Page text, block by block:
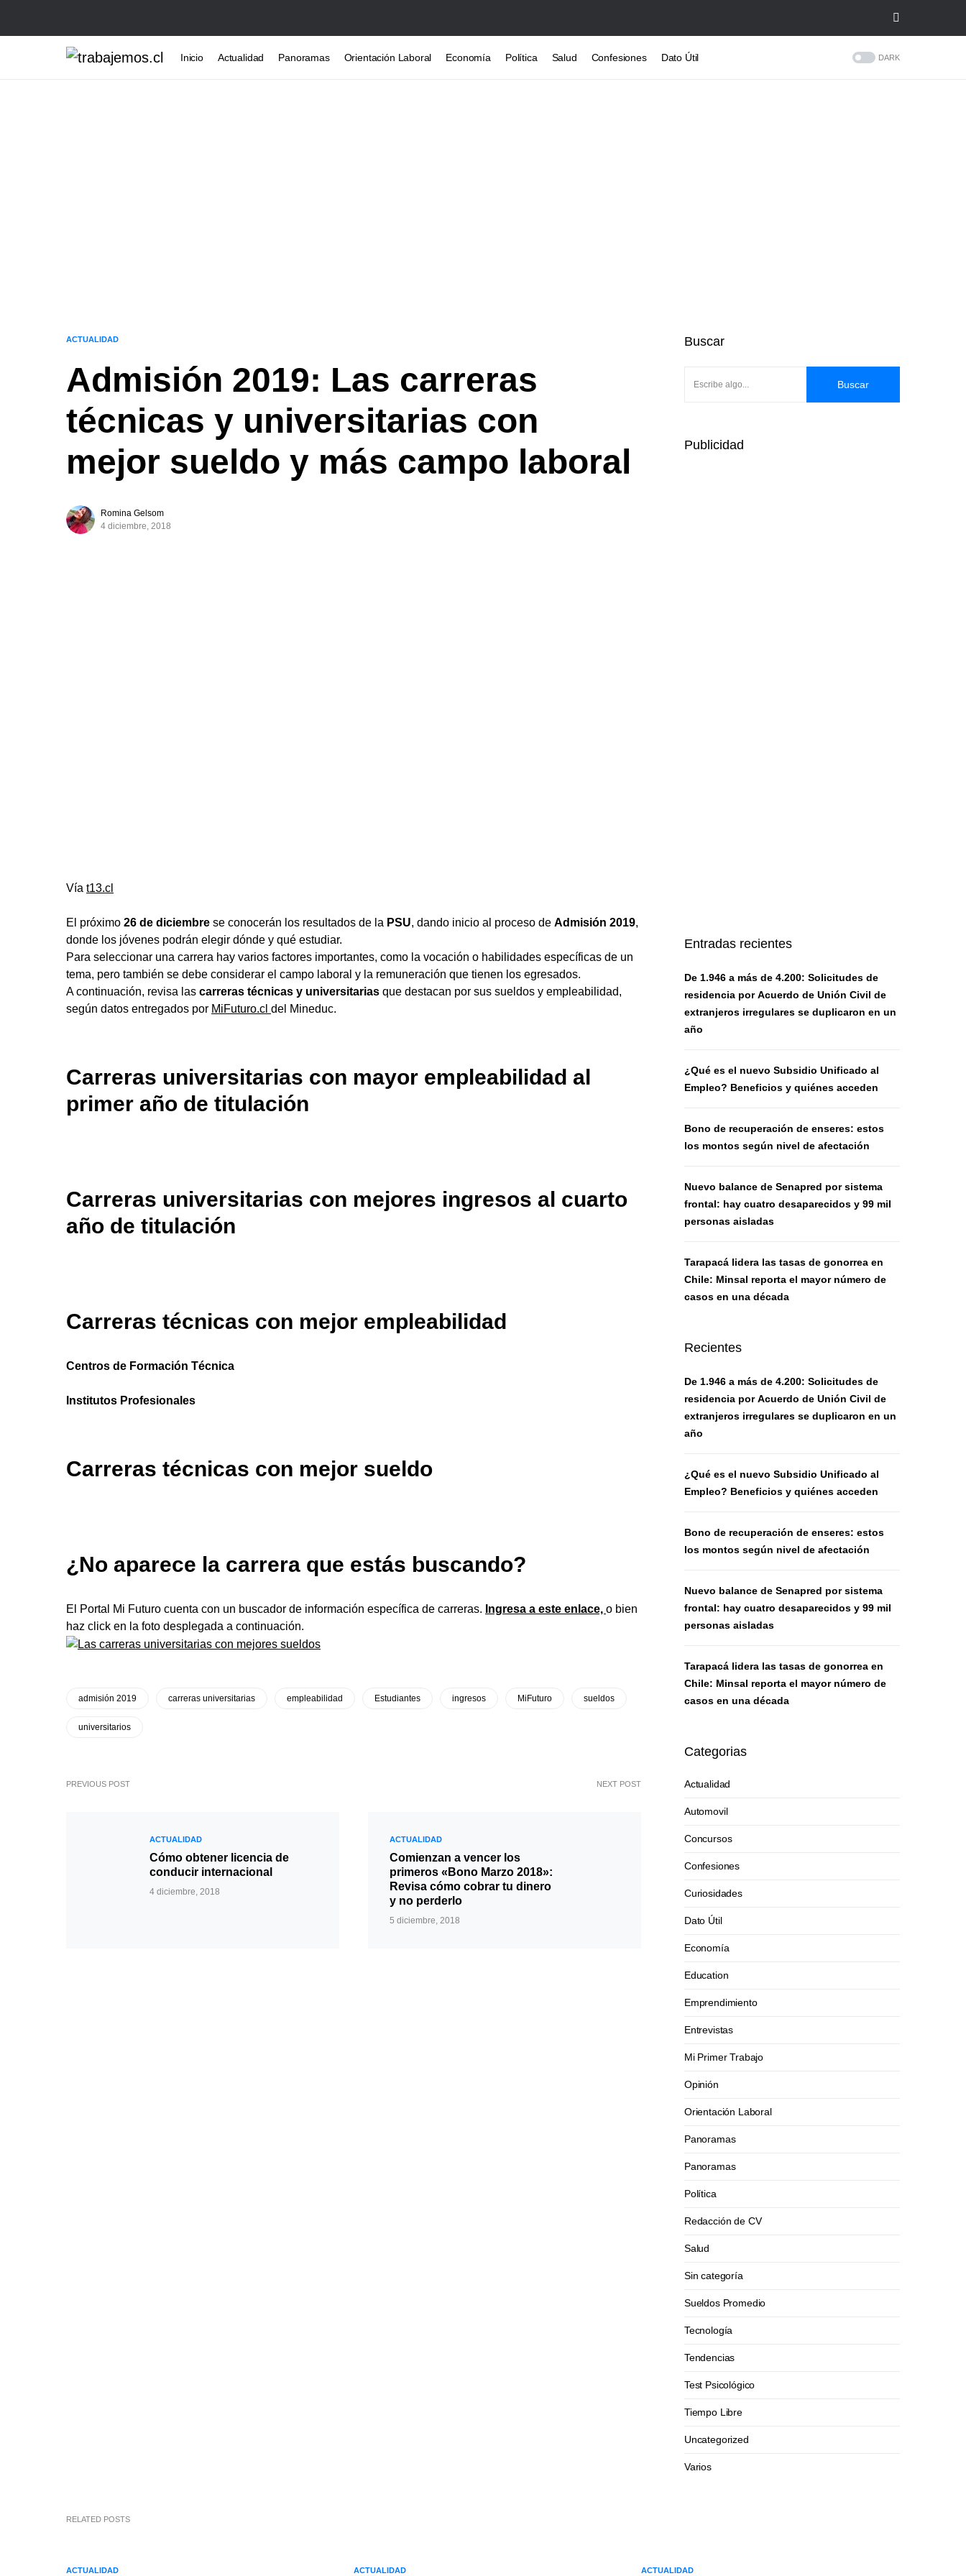
Inicio Actualidad Panoramas Orientación Laboral Economía Política Salud Confesiones Dato Útil DARK
ACTUALIDAD
Admisión 2019: Las carreras
técnicas y universitarias con
mejor sueldo y más campo laboral
Romina Gelsom
4 diciembre, 2018
Vía t13.cl
El próximo 26 de diciembre se conocerán los resultados de la PSU, dando inicio al proceso de Admisión 2019,
donde los jóvenes podrán elegir dónde y qué estudiar.
Para seleccionar una carrera hay varios factores importantes, como la vocación o habilidades específicas de un
tema, pero también se debe considerar el campo laboral y la remuneración que tienen los egresados.
A continuación, revisa las carreras técnicas y universitarias que destacan por sus sueldos y empleabilidad,
según datos entregados por MiFuturo.cl del Mineduc.
Carreras universitarias con mayor empleabilidad al
primer año de titulación
Carreras universitarias con mejores ingresos al cuarto
año de titulación
Carreras técnicas con mejor empleabilidad
Centros de Formación Técnica
Institutos Profesionales
Carreras técnicas con mejor sueldo
¿No aparece la carrera que estás buscando?
El Portal Mi Futuro cuenta con un buscador de información específica de carreras. Ingresa a este enlace, o bien
haz click en la foto desplegada a continuación.
admisión 2019 carreras universitarias empleabilidad Estudiantes ingresos MiFuturo sueldos
universitarios
PREVIOUS POST
ACTUALIDAD
Cómo obtener licencia de
conducir internacional
4 diciembre, 2018
NEXT POST
ACTUALIDAD
Comienzan a vencer los
primeros «Bono Marzo 2018»:
Revisa cómo cobrar tu dinero
y no perderlo
5 diciembre, 2018
Buscar
Buscar
Publicidad
Entradas recientes
De 1.946 a más de 4.200: Solicitudes de
residencia por Acuerdo de Unión Civil de
extranjeros irregulares se duplicaron en un
año
¿Qué es el nuevo Subsidio Unificado al
Empleo? Beneficios y quiénes acceden
Bono de recuperación de enseres: estos
los montos según nivel de afectación
Nuevo balance de Senapred por sistema
frontal: hay cuatro desaparecidos y 99 mil
personas aisladas
Tarapacá lidera las tasas de gonorrea en
Chile: Minsal reporta el mayor número de
casos en una década
Recientes
De 1.946 a más de 4.200: Solicitudes de
residencia por Acuerdo de Unión Civil de
extranjeros irregulares se duplicaron en un
año
¿Qué es el nuevo Subsidio Unificado al
Empleo? Beneficios y quiénes acceden
Bono de recuperación de enseres: estos
los montos según nivel de afectación
Nuevo balance de Senapred por sistema
frontal: hay cuatro desaparecidos y 99 mil
personas aisladas
Tarapacá lidera las tasas de gonorrea en
Chile: Minsal reporta el mayor número de
casos en una década
Categorias
Actualidad
Automovil
Concursos
Confesiones
Curiosidades
Dato Útil
Economía
Education
Emprendimiento
Entrevistas
Mi Primer Trabajo
Opinión
Orientación Laboral
Panoramas
Panoramas
Política
Redacción de CV
Salud
Sin categoría
Sueldos Promedio
Tecnología
Tendencias
Test Psicológico
Tiempo Libre
Uncategorized
Varios
RELATED POSTS
ACTUALIDAD ACTUALIDAD ACTUALIDAD